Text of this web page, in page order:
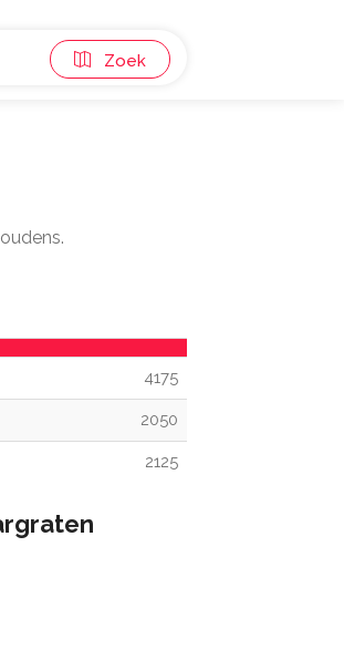
Zoek
4175
2050
2125